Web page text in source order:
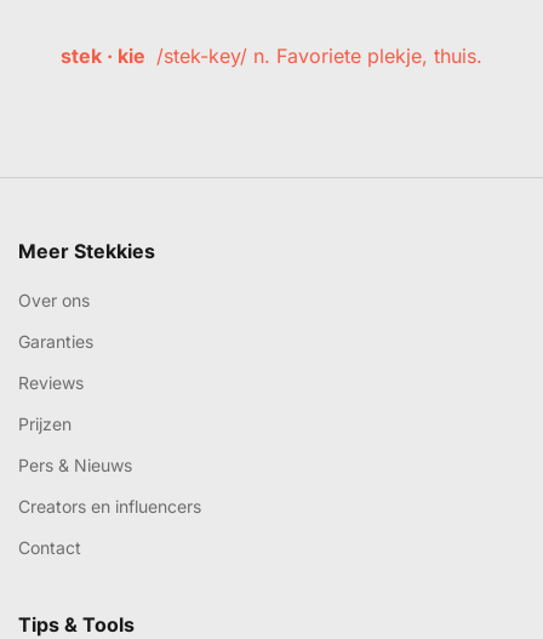
stek · kie /stek-key/ n. Favoriete plekje, thuis.
Meer Stekkies
Over ons
Garanties
Reviews
Prijzen
Pers & Nieuws
Creators en influencers
Contact
Tips & Tools